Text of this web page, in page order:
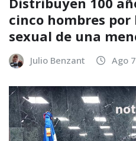
cinco hombres
sexual de una
Julio Benzant Ago